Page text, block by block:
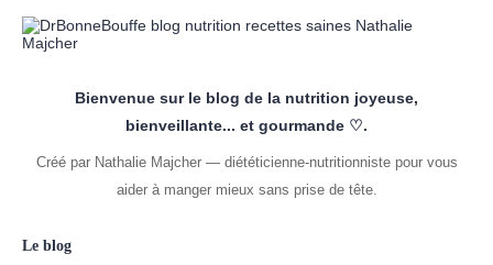
Bienvenue sur le blog de la nutrition joyeuse,
bienveillante... et gourmande ♡.
Créé par Nathalie Majcher — diététicienne-nutritionniste pour vous
aider à manger mieux sans prise de tête.
Le blog